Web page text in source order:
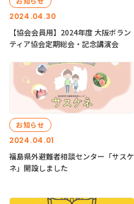
2024.04.30
【協会会員用】2024年度 大阪ボラン
ティア協会定期総会・記念講演会
2024.04.01
お知らせ
福島県外避難者相談センター「サスケ
ネ」開設しました